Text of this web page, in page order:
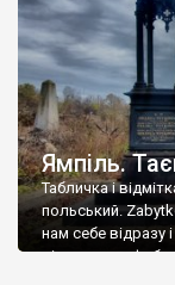
Ямпіль.
Табличка і
польський.
нам себе відразу
віднести до